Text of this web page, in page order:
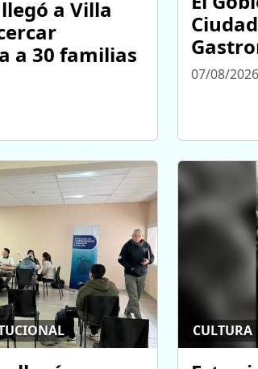
llegó a Villa
a 30 familias
07/08/
CULTURA